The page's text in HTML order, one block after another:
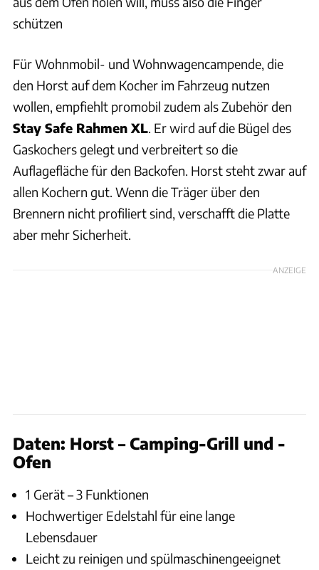
schützen
Für Wohnmobil- und Wohnwagencampende, die
den Horst auf dem Kocher im Fahrzeug nutzen
wollen, empfiehlt promobil zudem als Zubehör den
Stay Safe Rahmen XL. Er wird auf die Bügel des
Gaskochers gelegt und verbreitert so die
Auflagefläche für den Backofen. Horst steht zwar auf
allen Kochern gut. Wenn die Träger über den
Brennern nicht profiliert sind, verschafft die Platte
aber mehr Sicherheit.
ANZEIGE
Daten: Horst – Camping-Grill und -
Ofen
1 Gerät – 3 Funktionen
Hochwertiger Edelstahl für eine lange
Lebensdauer
Leicht zu reinigen und spülmaschinengeeignet